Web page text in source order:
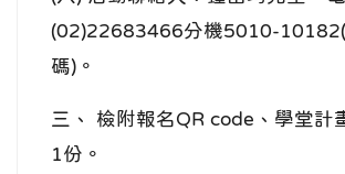
(02)22683466分機5010-
碼)。
三、 檢附報名QR code、學堂計
1份。